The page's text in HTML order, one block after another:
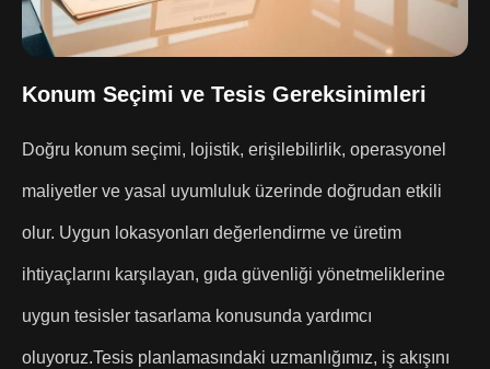
Konum Seçimi ve Tesis Gereksinimleri
Doğru konum seçimi, lojistik, erişilebilirlik, operasyonel
maliyetler ve yasal uyumluluk üzerinde doğrudan etkili
olur. Uygun lokasyonları değerlendirme ve üretim
ihtiyaçlarını karşılayan, gıda güvenliği yönetmeliklerine
uygun tesisler tasarlama konusunda yardımcı
oluyoruz.Tesis planlamasındaki uzmanlığımız, iş akışını